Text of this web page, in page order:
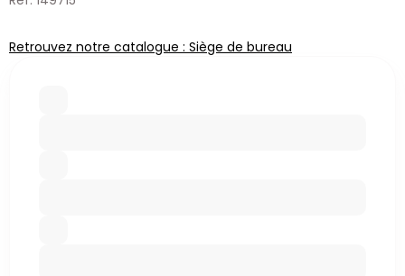
Retrouvez notre catalogue : Siège de bureau